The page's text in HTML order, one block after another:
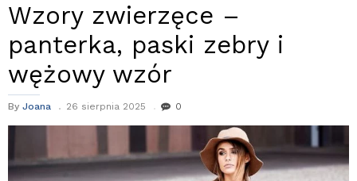
Wzory zwierzęce –
panterka, paski zebry i
wężowy wzór
By Joana 26 sierpnia 2025 0